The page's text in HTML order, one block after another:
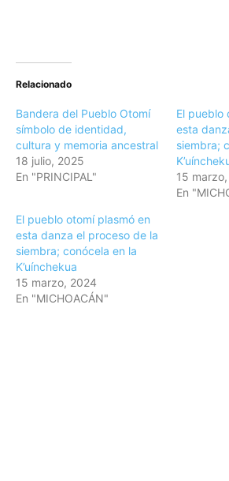
Relacionado
Bandera del Pueblo Otomí
símbolo de identidad,
cultura y memoria ancestral
18 julio, 2025
En "PRINCIPAL"
El pueblo
esta
siembra;
15
En
El pueblo otomí plasmó en
esta danza el proceso de la
siembra; conócela en la
K’uínchekua
15 marzo, 2024
En "MICHOACÁN"